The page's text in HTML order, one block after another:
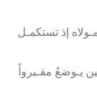
إذ تستكمـل
يـوضعُ مقـبرواً